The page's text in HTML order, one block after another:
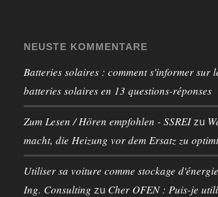
NEUSTE KOMMENTARE
Batteries solaires : comment s'informer sur
batteries solaires en 13 questions-réponses
Zum Lesen / Hören empfohlen - SSREIzu
macht, die Heizung vor dem Ersatz zu
Utiliser sa voiture comme stockage
Ing. Consulting zu Cher OFEN : Puis-je